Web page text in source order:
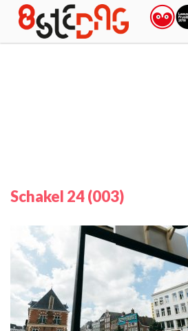
Schakel 24 (003)